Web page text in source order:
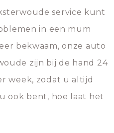
service kunt
in een mum
bekwaam, onze auto
zijn bij de hand 24
week, zodat u altijd
ook bent, hoe laat het